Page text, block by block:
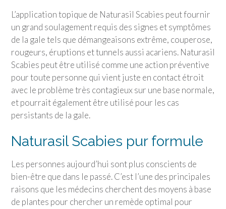
L’application topique de Naturasil Scabies peut fournir
un grand soulagement requis des signes et symptômes
de la gale tels que démangeaisons extrême, couperose,
rougeurs, éruptions et tunnels aussi acariens. Naturasil
Scabies peut être utilisé comme une action préventive
pour toute personne qui vient juste en contact étroit
avec le problème très contagieux sur une base normale,
et pourrait également être utilisé pour les cas
persistants de la gale.
Naturasil Scabies pur formule
Les personnes aujourd’hui sont plus conscients de
bien-être que dans le passé. C’est l’une des principales
raisons que les médecins cherchent des moyens à base
de plantes pour chercher un remède optimal pour